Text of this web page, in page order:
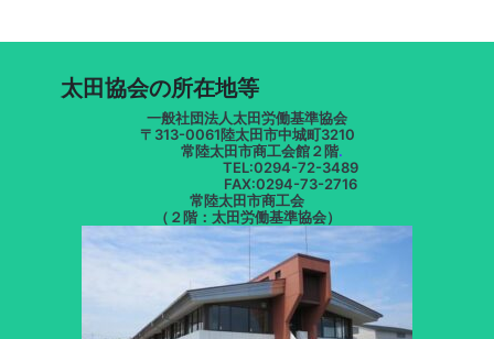
太田協会の所在地等
一般社団法人太田労働基準協会
〒313-0061陸太田市中城町3210
常陸太田市商工会館２階.
TEL:0294-72-3489
FAX:0294-73-2716
常陸太田市商工会
（２階：太田労働基準協会）